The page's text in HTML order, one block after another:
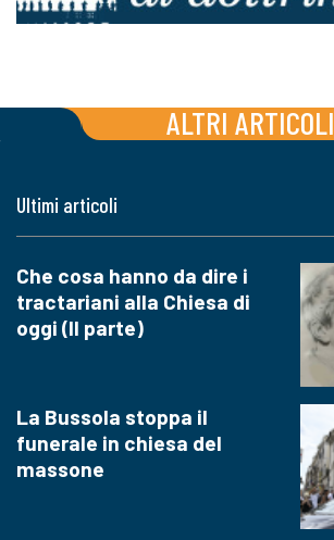
ALTRI ARTICOLI
Ultimi articoli
Che cosa hanno da dire i
tractariani alla Chiesa di
oggi (II parte)
La Bussola stoppa il
funerale in chiesa del
massone